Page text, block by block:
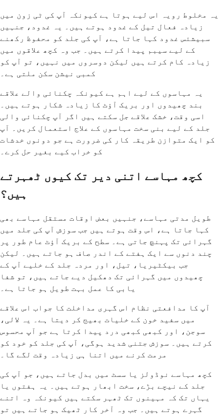
یہ مخلوط رویہ اس لیے ہوتا ہے کیونکہ آپ کی ٹی زون میں
زیادہ فعال تیل کے غدود ہوتے ہیں۔ یہ غدود، جنہیں
سبیشئس غدود کہا جاتا ہے، آپ کی جلد کو محفوظ رکھنے
کے لیے سیبم پیدا کرتے ہیں۔ جب وہ کچھ علاقوں میں
زیادہ کام کرتے ہیں لیکن دوسروں میں نہیں، تو آپ کو
کمبی نیشن سکن ملتی ہے۔
یہ مہاسوں کے لیے اہم ہے کیونکہ چکنائی والے علاقے
بند چھیدوں اور بریک آؤٹ کا زیادہ شکار ہوتے ہیں۔
اسی وقت، خشک علاقے جل سکتے ہیں اگر آپ چکنائی والی
جلد کے لیے بنی سخت مہاسوں کے علاج استعمال کریں۔ آپ
کو ایک متوازن طریقہ کار کی ضرورت ہے جو دونوں خدشات
کو خراب کیے بغیر حل کرے۔
کچھ مہاسے اتنی دیر تک کیوں ٹھہرتے
ہیں؟
طویل مدتی مہاسے، جنہیں بعض اوقات مستقل مہاسے بھی
کہا جاتا ہے، اس وقت ہوتے ہیں جب سوزش آپ کی جلد میں
گہرائی تک پہنچ جاتی ہے۔ سطح کے بریک آؤٹ عام طور پر
چند دنوں سے ایک ہفتے کے اندر صاف ہو جاتے ہیں۔ لیکن
جب بیکٹیریا، تیل، اور مردہ جلد کے خلیے آپ کے
چھیدوں میں گہرائی تک دھکیل دیے جاتے ہیں، تو شفا
یابی کا عمل بہت طویل ہو جاتا ہے۔
آپ کا مدافعتی نظام اس گہری مداخلت کا جواب اس علاقے
میں سفید خون کے خلیات بھیج کر دیتا ہے۔ یہ لالی،
سوجن، اور کبھی کبھی درد پیدا کرتا ہے جو آپ محسوس
کرتے ہیں۔ سوزش جتنی شدید ہوگی، آپ کی جلد کو خود کو
مرمت کرنے میں اتنا ہی زیادہ وقت لگے گا۔
کچھ مہاسے نوڈولز یا سسٹ میں بدل جاتے ہیں، جو آپ کی
جلد کے نیچے بڑے، سخت ابھار ہوتے ہیں۔ یہ ہفتوں یا
یہاں تک کہ مہینوں تک ٹھہر سکتے ہیں کیونکہ وہ اتنے
گہرے ہوتے ہیں۔ جب وہ آخر کار ٹھیک ہو جاتے ہیں تو